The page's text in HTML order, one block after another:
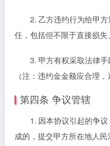
2. 乙方违约行为给甲
任，包括但不限于直接损失
3. 甲方有权采取法律手
（注：违约金金额应合理
第四条 争议管辖
1. 因本协议引起的争
成的，提交甲方所在地人民